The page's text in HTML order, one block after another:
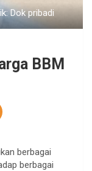
Dok pribadi
BBM
berbagai
berbagai